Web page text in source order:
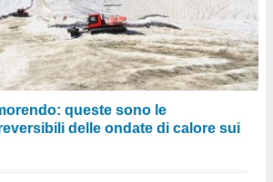
queste sono le
delle ondate di calore sui